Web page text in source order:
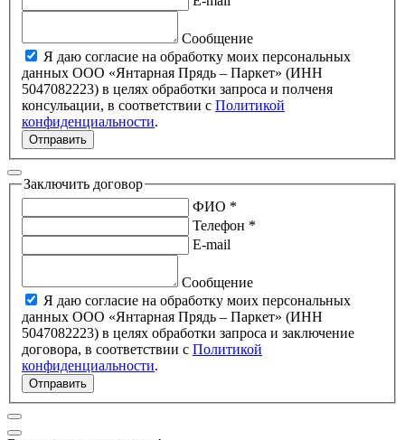
Сообщение
Я даю согласие на обработку моих персональных
данных ООО «Янтарная Прядь – Паркет» (ИНН
5047082223) в целях обработки запроса и полченя
консульации, в соответствии с Политикой
конфиденциальности.
Отправить
Заключить договор
ФИО *
Телефон *
E-mail
Сообщение
Я даю согласие на обработку моих персональных
данных ООО «Янтарная Прядь – Паркет» (ИНН
5047082223) в целях обработки запроса и заключение
договора, в соответствии с Политикой
конфиденциальности.
Отправить